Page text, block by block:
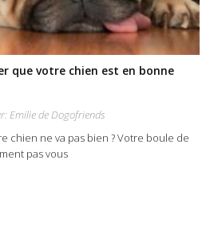
que votre chien est en bonne
Emilie de Dogofriends
chien ne va pas bien ? Votre boule de
pas vous